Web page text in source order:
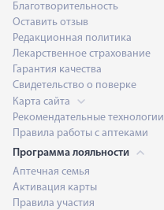
Благотворительность
Оставить отзыв
Редакционная политика
Лекарственное страхование
Гарантия качества
Свидетельство о поверке
Карта сайта
Рекомендательные технологии
Правила работы с аптеками
Программа лояльности
Аптечная семья
Активация карты
Правила участия